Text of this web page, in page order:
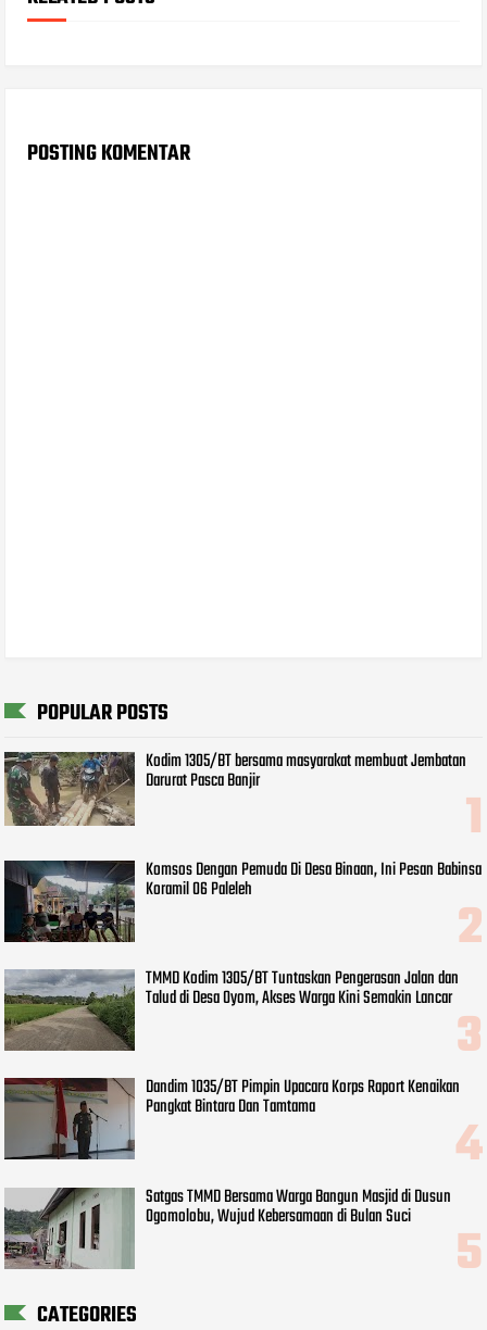
POSTING KOMENTAR
POPULAR POSTS
Kodim 1305/BT bersama masyarakat membuat Jembatan
Darurat Pasca Banjir
Komsos Dengan Pemuda Di Desa Binaan, Ini Pesan Babinsa
Koramil 06 Paleleh
TMMD Kodim 1305/BT Tuntaskan Pengerasan Jalan dan
Talud di Desa Oyom, Akses Warga Kini Semakin Lancar
Dandim 1035/BT Pimpin Upacara Korps Raport Kenaikan
Pangkat Bintara Dan Tamtama
Satgas TMMD Bersama Warga Bangun Masjid di Dusun
Ogomolobu, Wujud Kebersamaan di Bulan Suci
CATEGORIES